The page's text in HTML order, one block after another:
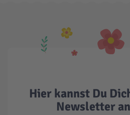
Hier kannst Du
Newsletter